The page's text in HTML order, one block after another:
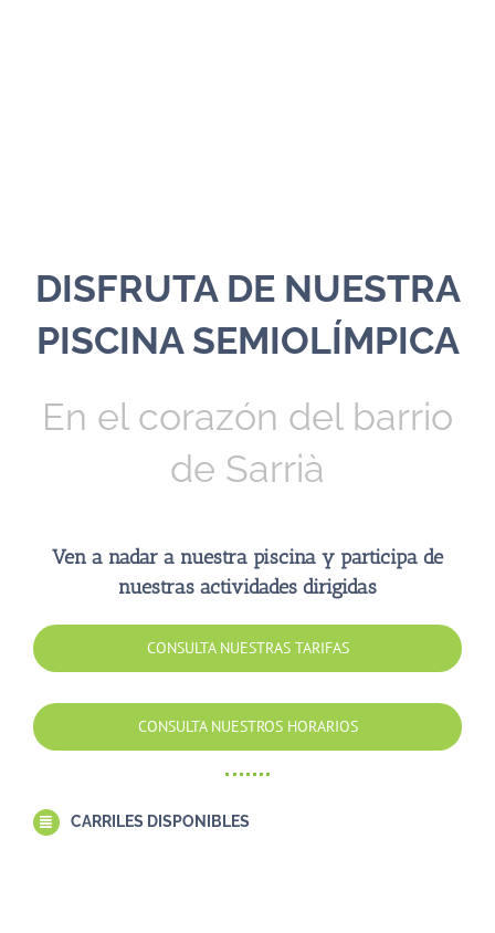
DISFRUTA DE NUESTRA
PISCINA SEMIOLÍMPICA
En el corazón del barrio
de Sarrià
Ven a nadar a nuestra piscina y participa de
nuestras actividades dirigidas
CONSULTA NUESTRAS TARIFAS
CONSULTA NUESTROS HORARIOS
CARRILES DISPONIBLES